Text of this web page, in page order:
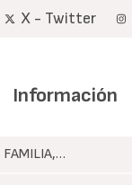
X - Twitter
Información
FAMILIA,…